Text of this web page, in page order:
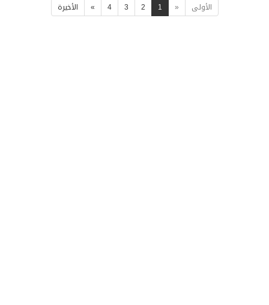
الأولى «
1
2
3
4
» الأخيرة